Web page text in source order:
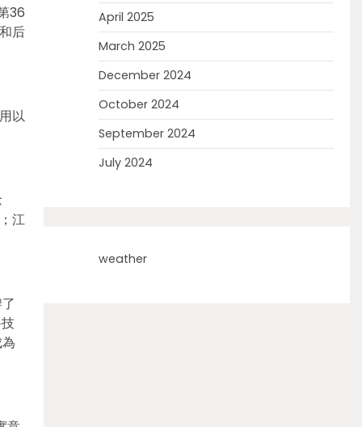
36
后
以
江
April 2025
March 2025
December 2024
October 2024
September 2024
July 2024
weather